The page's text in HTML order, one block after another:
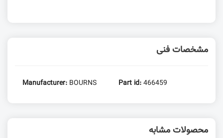
مشخصات فنی
Manufacturer: BOURNS Part id:466459
محصولات مشابه